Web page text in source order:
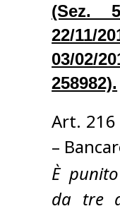
(Sez.
22/
03/02/
258982).
Art.
–
È
da tre